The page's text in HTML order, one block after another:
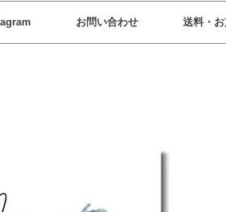
お問い合わせ 送料・